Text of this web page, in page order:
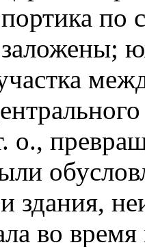
портика по
заложены;
о.,
здания,
во